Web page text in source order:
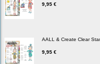
9,95 €
AALL & Create Clear
9,95 €